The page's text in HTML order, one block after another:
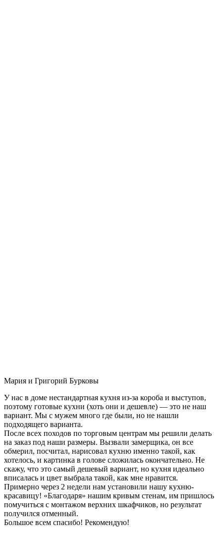
Мария и Григорий Бурковы
У нас в доме нестандартная кухня из-за короба и выступов,
поэтому готовые кухни (хоть они и дешевле) — это не наш
вариант. Мы с мужем много где были, но не нашли
подходящего варианта.
После всех походов по торговым центрам мы решили делать
на заказ под наши размеры. Вызвали замерщика, он все
обмерил, посчитал, нарисовал кухню именно такой, как
хотелось, и картинка в голове сложилась окончательно. Не
скажу, что это самый дешевый вариант, но кухня идеально
вписалась и цвет выбрала такой, как мне нравится.
Примерно через 2 недели нам установили нашу кухню-
красавицу! «Благодаря» нашим кривым стенам, им пришлось
помучиться с монтажом верхних шкафчиков, но результат
получился отменный.
Большое всем спасибо! Рекомендую!